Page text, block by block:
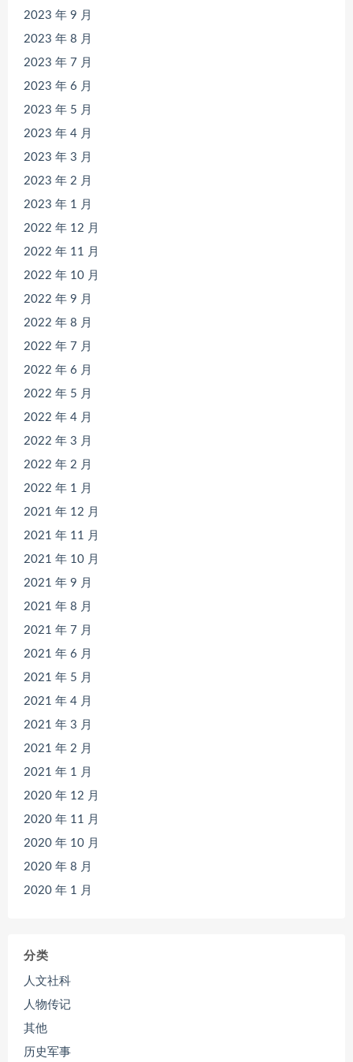
2023 年 9 月
2023 年 8 月
2023 年 7 月
2023 年 6 月
2023 年 5 月
2023 年 4 月
2023 年 3 月
2023 年 2 月
2023 年 1 月
2022 年 12 月
2022 年 11 月
2022 年 10 月
2022 年 9 月
2022 年 8 月
2022 年 7 月
2022 年 6 月
2022 年 5 月
2022 年 4 月
2022 年 3 月
2022 年 2 月
2022 年 1 月
2021 年 12 月
2021 年 11 月
2021 年 10 月
2021 年 9 月
2021 年 8 月
2021 年 7 月
2021 年 6 月
2021 年 5 月
2021 年 4 月
2021 年 3 月
2021 年 2 月
2021 年 1 月
2020 年 12 月
2020 年 11 月
2020 年 10 月
2020 年 8 月
2020 年 1 月
分类
人文社科
人物传记
其他
历史军事